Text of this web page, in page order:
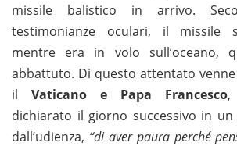
missile balistico in arrivo.
testimonianze oculari, il missile
mentre era in volo sull’oceano,
abbattuto. Di questo attentato
il Vaticano e Papa Francesco,
dichiarato il giorno successivo in
dall’udienza, “di aver paura perché